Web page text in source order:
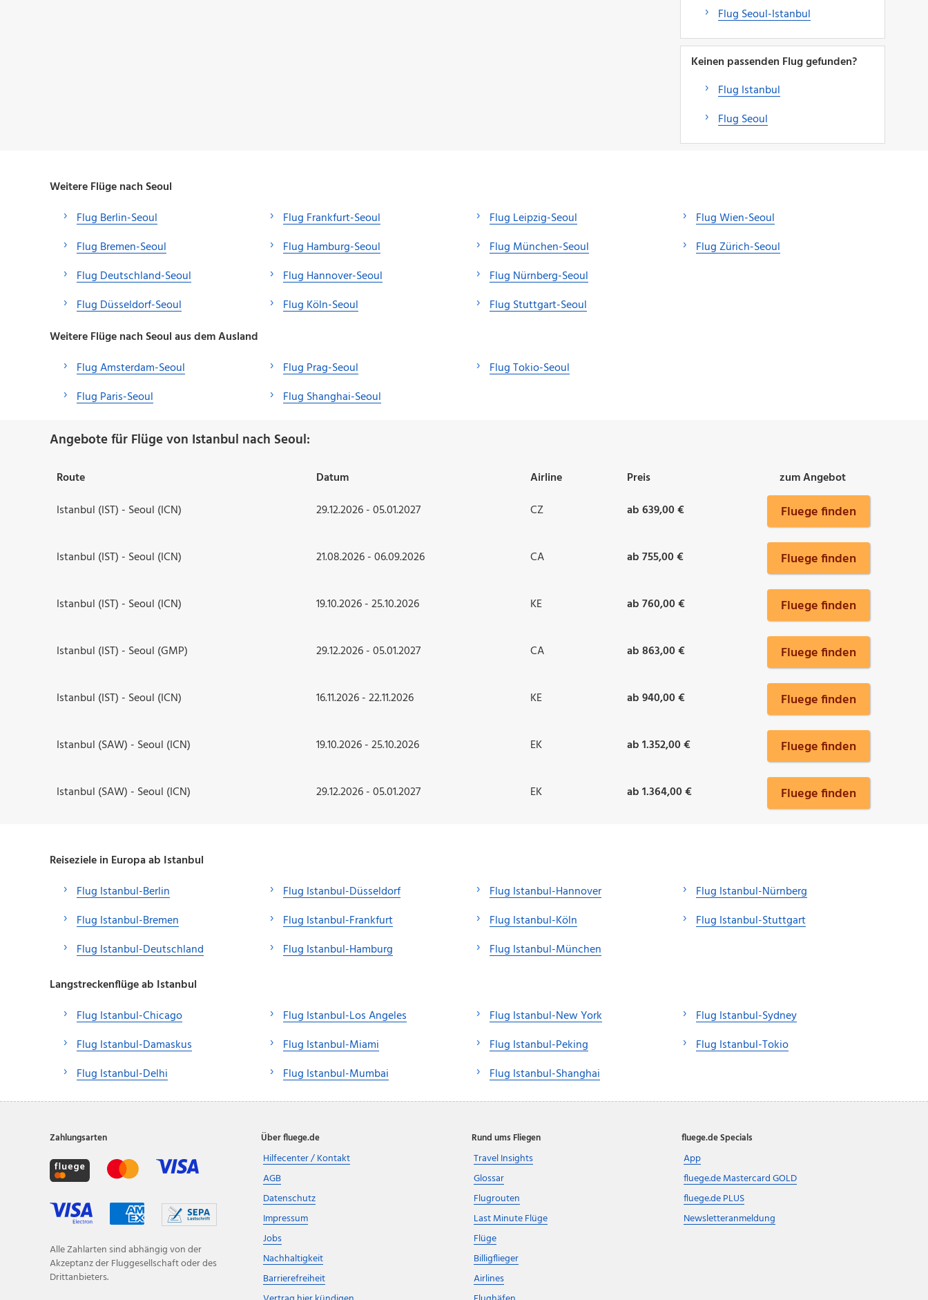
Flug Seoul-Istanbul
Keinen passenden Flug gefunden?
Flug Istanbul
Flug Seoul
Weitere Flüge nach Seoul
Flug Berlin-Seoul
Flug Bremen-Seoul
Flug Deutschland-Seoul
Flug Düsseldorf-Seoul
Flug Frankfurt-Seoul
Flug Hamburg-Seoul
Flug Hannover-Seoul
Flug Köln-Seoul
Flug Leipzig-Seoul
Flug München-Seoul
Flug Nürnberg-Seoul
Flug Stuttgart-Seoul
Flug Wien-Seoul
Flug Zürich-Seoul
Weitere Flüge nach Seoul aus dem Ausland
Flug Amsterdam-Seoul
Flug Paris-Seoul
Flug Prag-Seoul
Flug Shanghai-Seoul
Flug Tokio-Seoul
Angebote für Flüge von Istanbul nach Seoul:
Route Datum Airline Preis
zum Angebot
Istanbul (IST) - Seoul (ICN)
29.12.2026 - 05.01.2027 CZ ab 639,00 € Fluege finden
Istanbul (IST) - Seoul (ICN) 21.08.2026 - 06.09.2026 CA ab 755,00 € Fluege finden
Istanbul (IST) - Seoul (ICN) 19.10.2026 - 25.10.2026 KE ab 760,00 € Fluege finden
Istanbul (IST) - Seoul (GMP) 29.12.2026 - 05.01.2027 CA ab 863,00 € Fluege finden
Istanbul (IST) - Seoul (ICN) 16.11.2026 - 22.11.2026 KE ab 940,00 € Fluege finden
Istanbul (SAW) - Seoul (ICN) 19.10.2026 - 25.10.2026 EK ab 1.352,00 € Fluege finden
Istanbul (SAW) - Seoul (ICN) 29.12.2026 - 05.01.2027 EK ab 1.364,00 € Fluege finden
Reiseziele in Europa ab Istanbul
Flug Istanbul-Berlin
Flug Istanbul-Bremen
Flug Istanbul-Deutschland
Flug Istanbul-Düsseldorf
Flug Istanbul-Frankfurt
Flug Istanbul-Hamburg
Flug Istanbul-Hannover
Flug Istanbul-Köln
Flug Istanbul-München
Flug Istanbul-Nürnberg
Flug Istanbul-Stuttgart
Langstreckenflüge ab Istanbul
Flug Istanbul-Chicago
Flug Istanbul-Damaskus
Flug Istanbul-Delhi
Flug Istanbul-Los Angeles
Flug Istanbul-Miami
Flug Istanbul-Mumbai
Flug Istanbul-New York
Flug Istanbul-Peking
Flug Istanbul-Shanghai
Flug Istanbul-Sydney
Flug Istanbul-Tokio